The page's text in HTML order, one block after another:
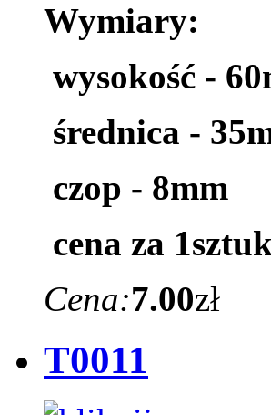
Wymiary:
wysokość -
średnica -
czop - 8mm
cena za
Cena:7.00zł
T0011